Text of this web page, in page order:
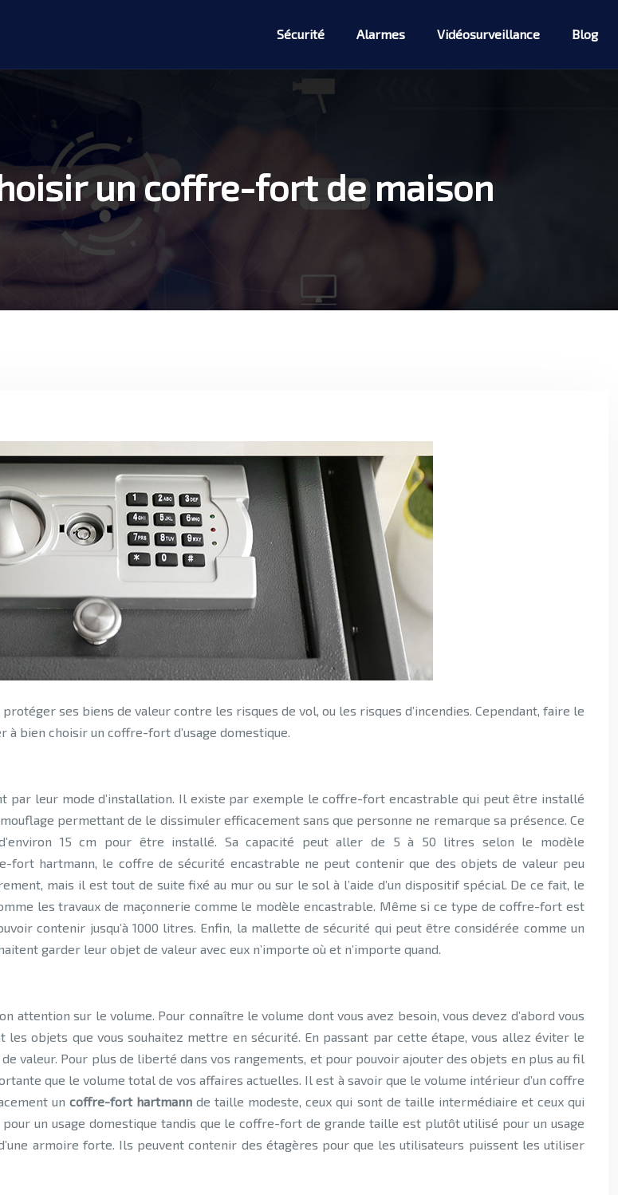
Sécurité Alarmes Vidéosurveillance Blog
un coffre-fort de maison
ses biens de valeur contre les risques de vol, ou les risques d’incendies. Cependant, faire le
à bien choisir un coffre-fort d’usage domestique.
par leur mode d’installation. Il existe par exemple le coffre-fort encastrable qui peut être installé
permettant de le dissimuler efficacement sans que personne ne remarque sa présence. Ce
15 cm pour être installé. Sa capacité peut aller de 5 à 50 litres selon le modèle
hartmann, le coffre de sécurité encastrable ne peut contenir que des objets de valeur peu
mais il est tout de suite fixé au mur ou sur le sol à l’aide d’un dispositif spécial. De ce fait, le
les travaux de maçonnerie comme le modèle encastrable. Même si ce type de coffre-fort est
contenir jusqu’à 1000 litres. Enfin, la mallette de sécurité qui peut être considérée comme un
garder leur objet de valeur avec eux n’importe où et n’importe quand.
sur le volume. Pour connaître le volume dont vous avez besoin, vous devez d’abord vous
objets que vous souhaitez mettre en sécurité. En passant par cette étape, vous allez éviter le
valeur. Pour plus de liberté dans vos rangements, et pour pouvoir ajouter des objets en plus au fil
que le volume total de vos affaires actuelles. Il est à savoir que le volume intérieur d’un coffre
uncoffre-fort hartmann de taille modeste, ceux qui sont de taille intermédiaire et ceux qui
un usage domestique tandis que le coffre-fort de grande taille est plutôt utilisé pour un usage
armoire forte. Ils peuvent contenir des étagères pour que les utilisateurs puissent les utiliser